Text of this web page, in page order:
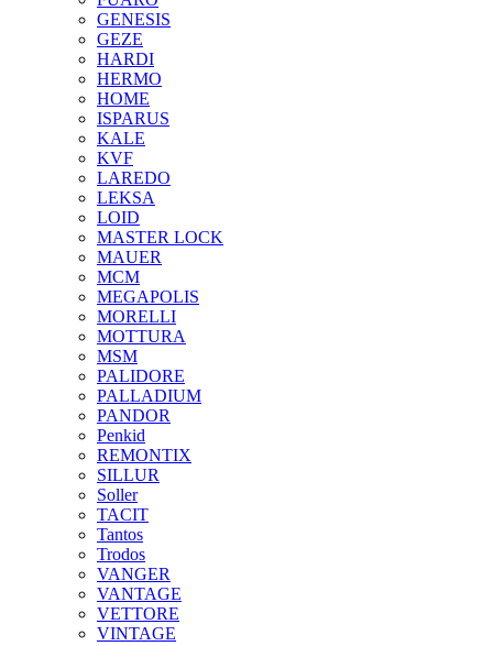
GENESIS
GEZE
HARDI
HERMO
HOMЕ
ISPARUS
KALE
KVF
LAREDO
LEKSA
LOID
MASTER LOCK
MAUER
MCM
MEGAPOLIS
MORELLI
MOTTURA
MSM
PALIDORE
PALLADIUM
PANDOR
Penkid
REMONTIX
SILLUR
Soller
TACIT
Tantos
Trodos
VANGER
VANTAGE
VETTORE
VINTAGE